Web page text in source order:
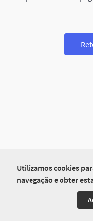
Utilizamos cookies
navegação e obter